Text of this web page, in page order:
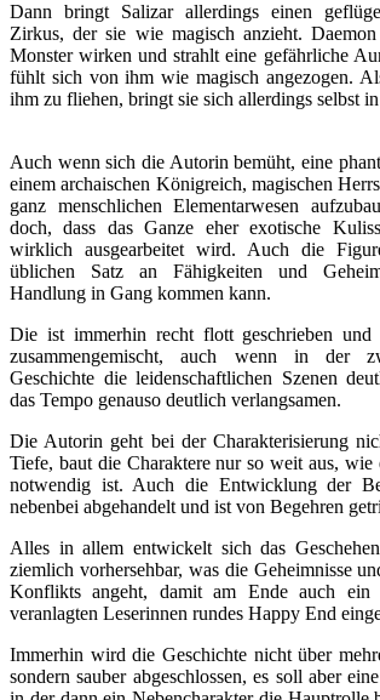
Dann bringt Salizar allerdings einen
Zirkus, der sie wie magisch anzieht.
Monster wirken und strahlt eine gefährliche
fühlt sich von ihm wie magisch angezogen.
ihm zu fliehen, bringt sie sich allerdings selbst
Auch wenn sich die Autorin bemüht, eine
einem archaischen Königreich, magischen
ganz menschlichen Elementarwesen
doch, dass das Ganze eher exotische
wirklich ausgearbeitet wird. Auch die
üblichen Satz an Fähigkeiten und
Handlung in Gang kommen kann.
Die ist immerhin recht flott geschrieben und
zusammengemischt, auch wenn in der
Geschichte die leidenschaftlichen Szenen
das Tempo genauso deutlich verlangsamen.
Die Autorin geht bei der Charakterisierung
Tiefe, baut die Charaktere nur so weit aus,
notwendig ist. Auch die Entwicklung der
nebenbei abgehandelt und ist von Begehren
Alles in allem entwickelt sich das
ziemlich vorhersehbar, was die Geheimnisse
Konflikts angeht, damit am Ende auch ein
veranlagten Leserinnen rundes Happy End
Immerhin wird die Geschichte nicht über
sondern sauber abgeschlossen, es soll aber